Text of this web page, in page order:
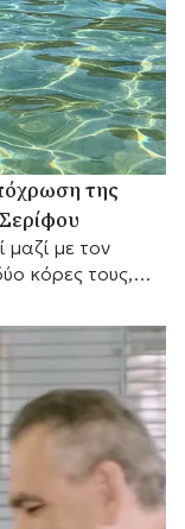
της
μαζί με τον
κόρες τους,